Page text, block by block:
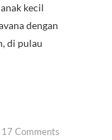
kecil
dengan
di pulau
17 Comments